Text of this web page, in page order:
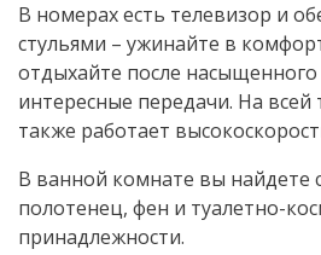
В номерах есть телевизор и
стульями – ужинайте в
отдыхайте после
интересные передачи. На
также работает
В ванной комнате вы найдете
полотенец, фен и туалетно-
принадлежности.